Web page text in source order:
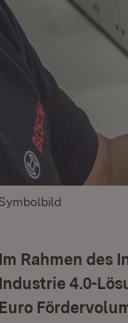
Symbolbild
Im Rahmen des
Industrie 4.0-
Euro